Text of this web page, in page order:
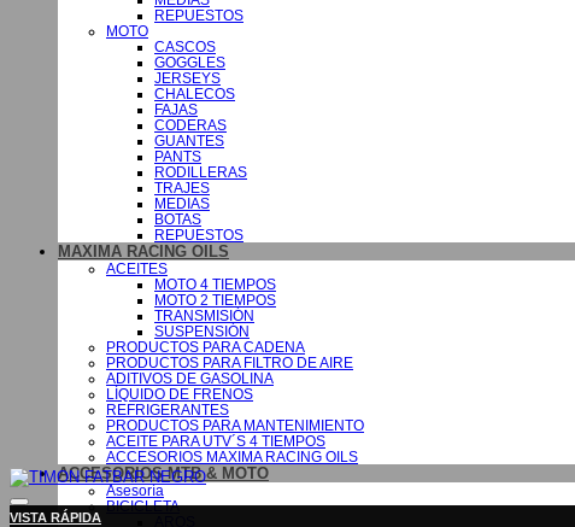
REPUESTOS
MOTO
CASCOS
GOGGLES
JERSEYS
CHALECOS
FAJAS
CODERAS
GUANTES
PANTS
RODILLERAS
TRAJES
MEDIAS
BOTAS
REPUESTOS
MAXIMA RACING OILS
ACEITES
MOTO 4 TIEMPOS
MOTO 2 TIEMPOS
TRANSMISIÓN
SUSPENSIÓN
PRODUCTOS PARA CADENA
PRODUCTOS PARA FILTRO DE AIRE
ADITIVOS DE GASOLINA
LÍQUIDO DE FRENOS
REFRIGERANTES
PRODUCTOS PARA MANTENIMIENTO
ACEITE PARA UTV´S 4 TIEMPOS
ACCESORIOS MAXIMA RACING OILS
ACCESORIOS MTB & MOTO
Asesoría
BICICLETA
VISTA RÁPIDA